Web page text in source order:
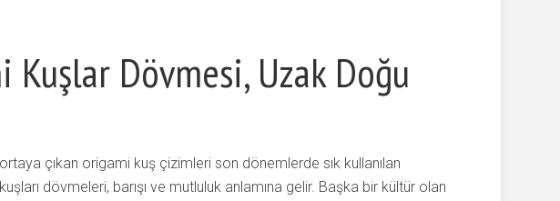
Kuşlar Dövmesi, Uzak Doğu
çıkan origami kuş çizimleri son dönemlerde sık kullanılan
dövmeleri, barışı ve mutluluk anlamına gelir. Başka bir kültür olan